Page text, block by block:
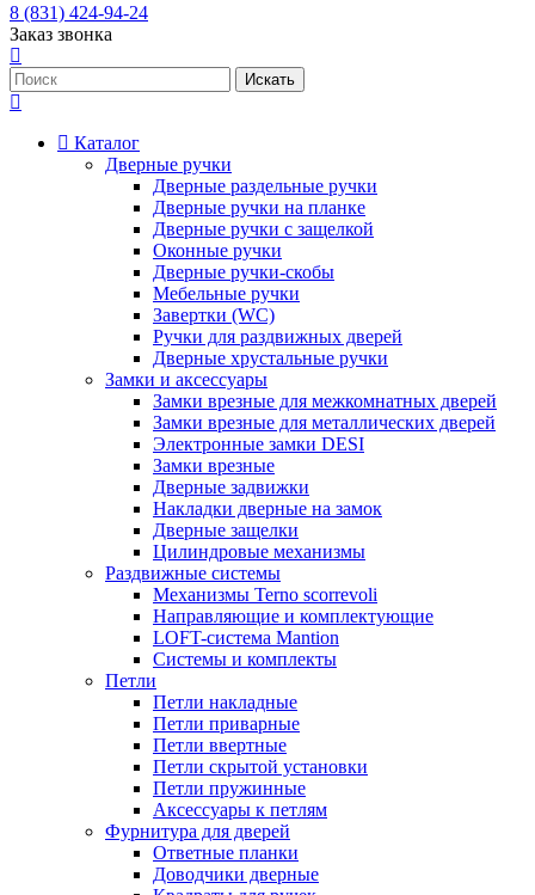
8 (831) 424-94-24
Заказ звонка
Каталог
Дверные ручки
Дверные раздельные ручки
Дверные ручки на планке
Дверные ручки с защелкой
Оконные ручки
Дверные ручки-скобы
Мебельные ручки
Завертки (WC)
Ручки для раздвижных дверей
Дверные хрустальные ручки
Замки и аксессуары
Замки врезные для межкомнатных дверей
Замки врезные для металлических дверей
Электронные замки DESI
Замки врезные
Дверные задвижки
Накладки дверные на замок
Дверные защелки
Цилиндровые механизмы
Раздвижные системы
Механизмы Terno scorrevoli
Направляющие и комплектующие
LOFT-cистема Mantion
Системы и комплекты
Петли
Петли накладные
Петли приварные
Петли ввертные
Петли скрытой установки
Петли пружинные
Аксессуары к петлям
Фурнитура для дверей
Ответные планки
Доводчики дверные